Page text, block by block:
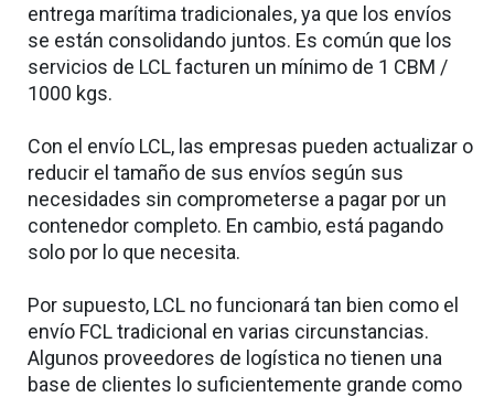
entrega marítima tradicionales, ya que los envíos
se están consolidando juntos. Es común que los
servicios de LCL facturen un mínimo de 1 CBM /
1000 kgs.
Con el envío LCL, las empresas pueden actualizar o
reducir el tamaño de sus envíos según sus
necesidades sin comprometerse a pagar por un
contenedor completo. En cambio, está pagando
solo por lo que necesita.
Por supuesto, LCL no funcionará tan bien como el
envío FCL tradicional en varias circunstancias.
Algunos proveedores de logística no tienen una
base de clientes lo suficientemente grande como